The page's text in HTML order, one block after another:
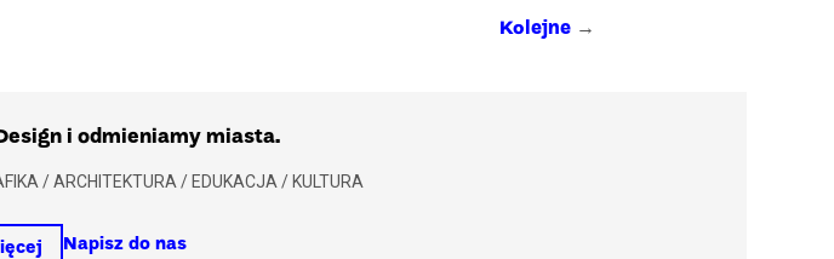
Kolejne →
i odmieniamy miasta.
/ ARCHITEKTURA / EDUKACJA / KULTURA
Napisz do nas